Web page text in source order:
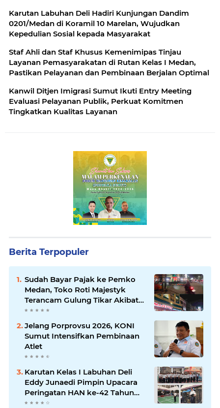
Karutan Labuhan Deli Hadiri Kunjungan Dandim
0201/Medan di Koramil 10 Marelan, Wujudkan
Kepedulian Sosial kepada Masyarakat
Staf Ahli dan Staf Khusus Kemenimipas Tinjau
Layanan Pemasyarakatan di Rutan Kelas I Medan,
Pastikan Pelayanan dan Pembinaan Berjalan Optimal
Kanwil Ditjen Imigrasi Sumut Ikuti Entry Meeting
Evaluasi Pelayanan Publik, Perkuat Komitmen
Tingkatkan Kualitas Layanan
Berita Terpopuler
Sudah Bayar Pajak ke Pemko
Medan, Toko Roti Majestyk
Terancam Gulung Tikar Akibat
Akses Jalan Ditutup Pedagang
Jelang Porprovsu 2026, KONI
Sumut Intensifkan Pembinaan
Atlet
Karutan Kelas I Labuhan Deli
Eddy Junaedi Pimpin Upacara
Peringatan HAN ke-42 Tahun
2026